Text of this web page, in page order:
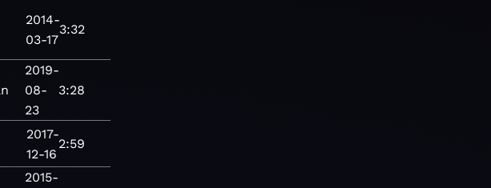
2014-
03-17
3:32
2019-
08-
23
3:28
2017-
12-16
2:59
2015-